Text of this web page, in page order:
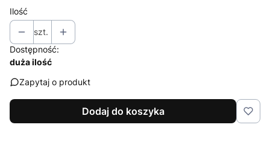
Ilość
szt.
Dostępność:
duża ilość
Zapytaj o produkt
Dodaj do koszyka